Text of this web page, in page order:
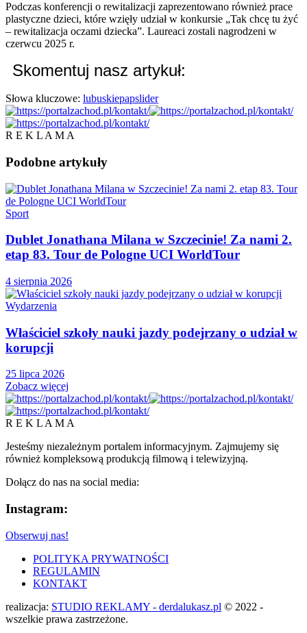
Podczas konferencji o rewitalizacji zaprezentowano również prace
plastyczne dzieci, które wzięły udział w konkursie „Tak chcę tu żyć
– rewitalizacja oczami dziecka”. Laureaci zostali nagrodzeni w
czerwcu 2025 r.
Skomentuj nasz artykuł:
Słowa kluczowe: lubuskiepapslider
R E K L A M A
Podobne artykuły
Sport
Dublet Jonathana Milana w Szczecinie! Za nami 2.
etap 83. Tour de Pologne UCI WorldTour
4 sierpnia 2026
Wydarzenia
Właściciel szkoły nauki jazdy podejrzany o udział w
korupcji
25 lipca 2026
Zobacz więcej
R E K L A M A
Jesteśmy niezależnym portalem informacyjnym. Zajmujemy się
również kompleksową produkcją filmową i telewizyjną.
Dołącz do nas na social media:
Instagram:
Obserwuj nas!
POLITYKA PRYWATNOŚCI
REGULAMIN
KONTAKT
realizacja: STUDIO REKLAMY - derdalukasz.pl © 2022 -
wszelkie prawa zastrzeżone.